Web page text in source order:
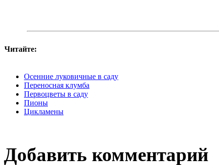
Читайте:
Осенние луковичные в саду
Переносная клумба
Первоцветы в саду
Пионы
Цикламены
Добавить комментарий